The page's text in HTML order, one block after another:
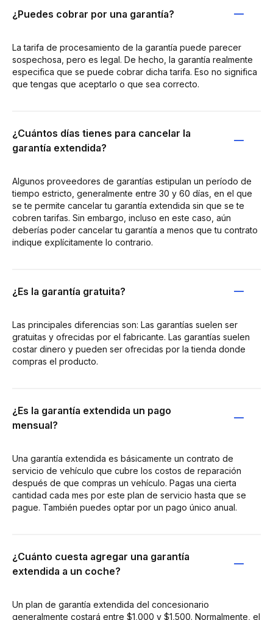
¿Puedes cobrar por una garantía?
La tarifa de procesamiento de la garantía puede parecer
sospechosa, pero es legal. De hecho, la garantía realmente
especifica que se puede cobrar dicha tarifa. Eso no significa
que tengas que aceptarlo o que sea correcto.
¿Cuántos días tienes para cancelar la
garantía extendida?
Algunos proveedores de garantías estipulan un período de
tiempo estricto, generalmente entre 30 y 60 días, en el que
se te permite cancelar tu garantía extendida sin que se te
cobren tarifas. Sin embargo, incluso en este caso, aún
deberías poder cancelar tu garantía a menos que tu contrato
indique explícitamente lo contrario.
¿Es la garantía gratuita?
Las principales diferencias son: Las garantías suelen ser
gratuitas y ofrecidas por el fabricante. Las garantías suelen
costar dinero y pueden ser ofrecidas por la tienda donde
compras el producto.
¿Es la garantía extendida un pago
mensual?
Una garantía extendida es básicamente un contrato de
servicio de vehículo que cubre los costos de reparación
después de que compras un vehículo. Pagas una cierta
cantidad cada mes por este plan de servicio hasta que se
pague. También puedes optar por un pago único anual.
¿Cuánto cuesta agregar una garantía
extendida a un coche?
Un plan de garantía extendida del concesionario
generalmente costará entre $1,000 y $1,500. Normalmente, el